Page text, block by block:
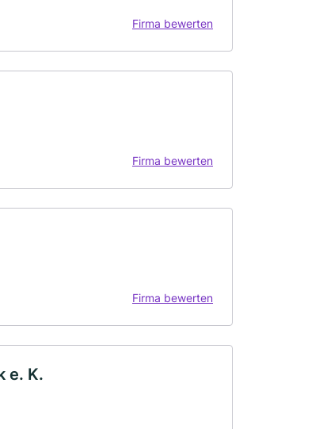
Firma bewerten
Firma bewerten
Firma bewerten
e. K.